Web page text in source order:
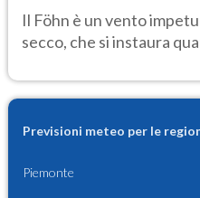
Il Föhn è un vento
secco, che si instaura
Previsioni meteo per le
Piemonte